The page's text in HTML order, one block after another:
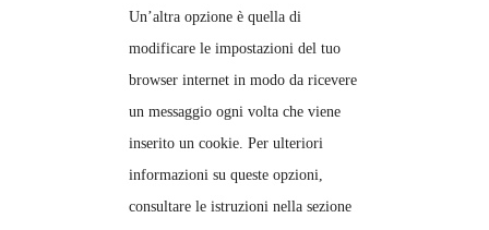
Un’altra opzione è quella di
modificare le impostazioni del tuo
browser internet in modo da ricevere
un messaggio ogni volta che viene
inserito un cookie. Per ulteriori
informazioni su queste opzioni,
consultare le istruzioni nella sezione